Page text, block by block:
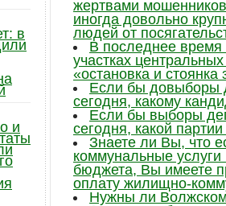
жертвами
иногда довольно
людей от
В последнее время
участках
«остановка и
Если бы довыборы
сегодня, какому
Если бы выборы
сегодня, какой
Знаете ли Вы, что
коммунальные
бюджета, Вы имеете
оплату жилищно-
Нужны ли
в
и